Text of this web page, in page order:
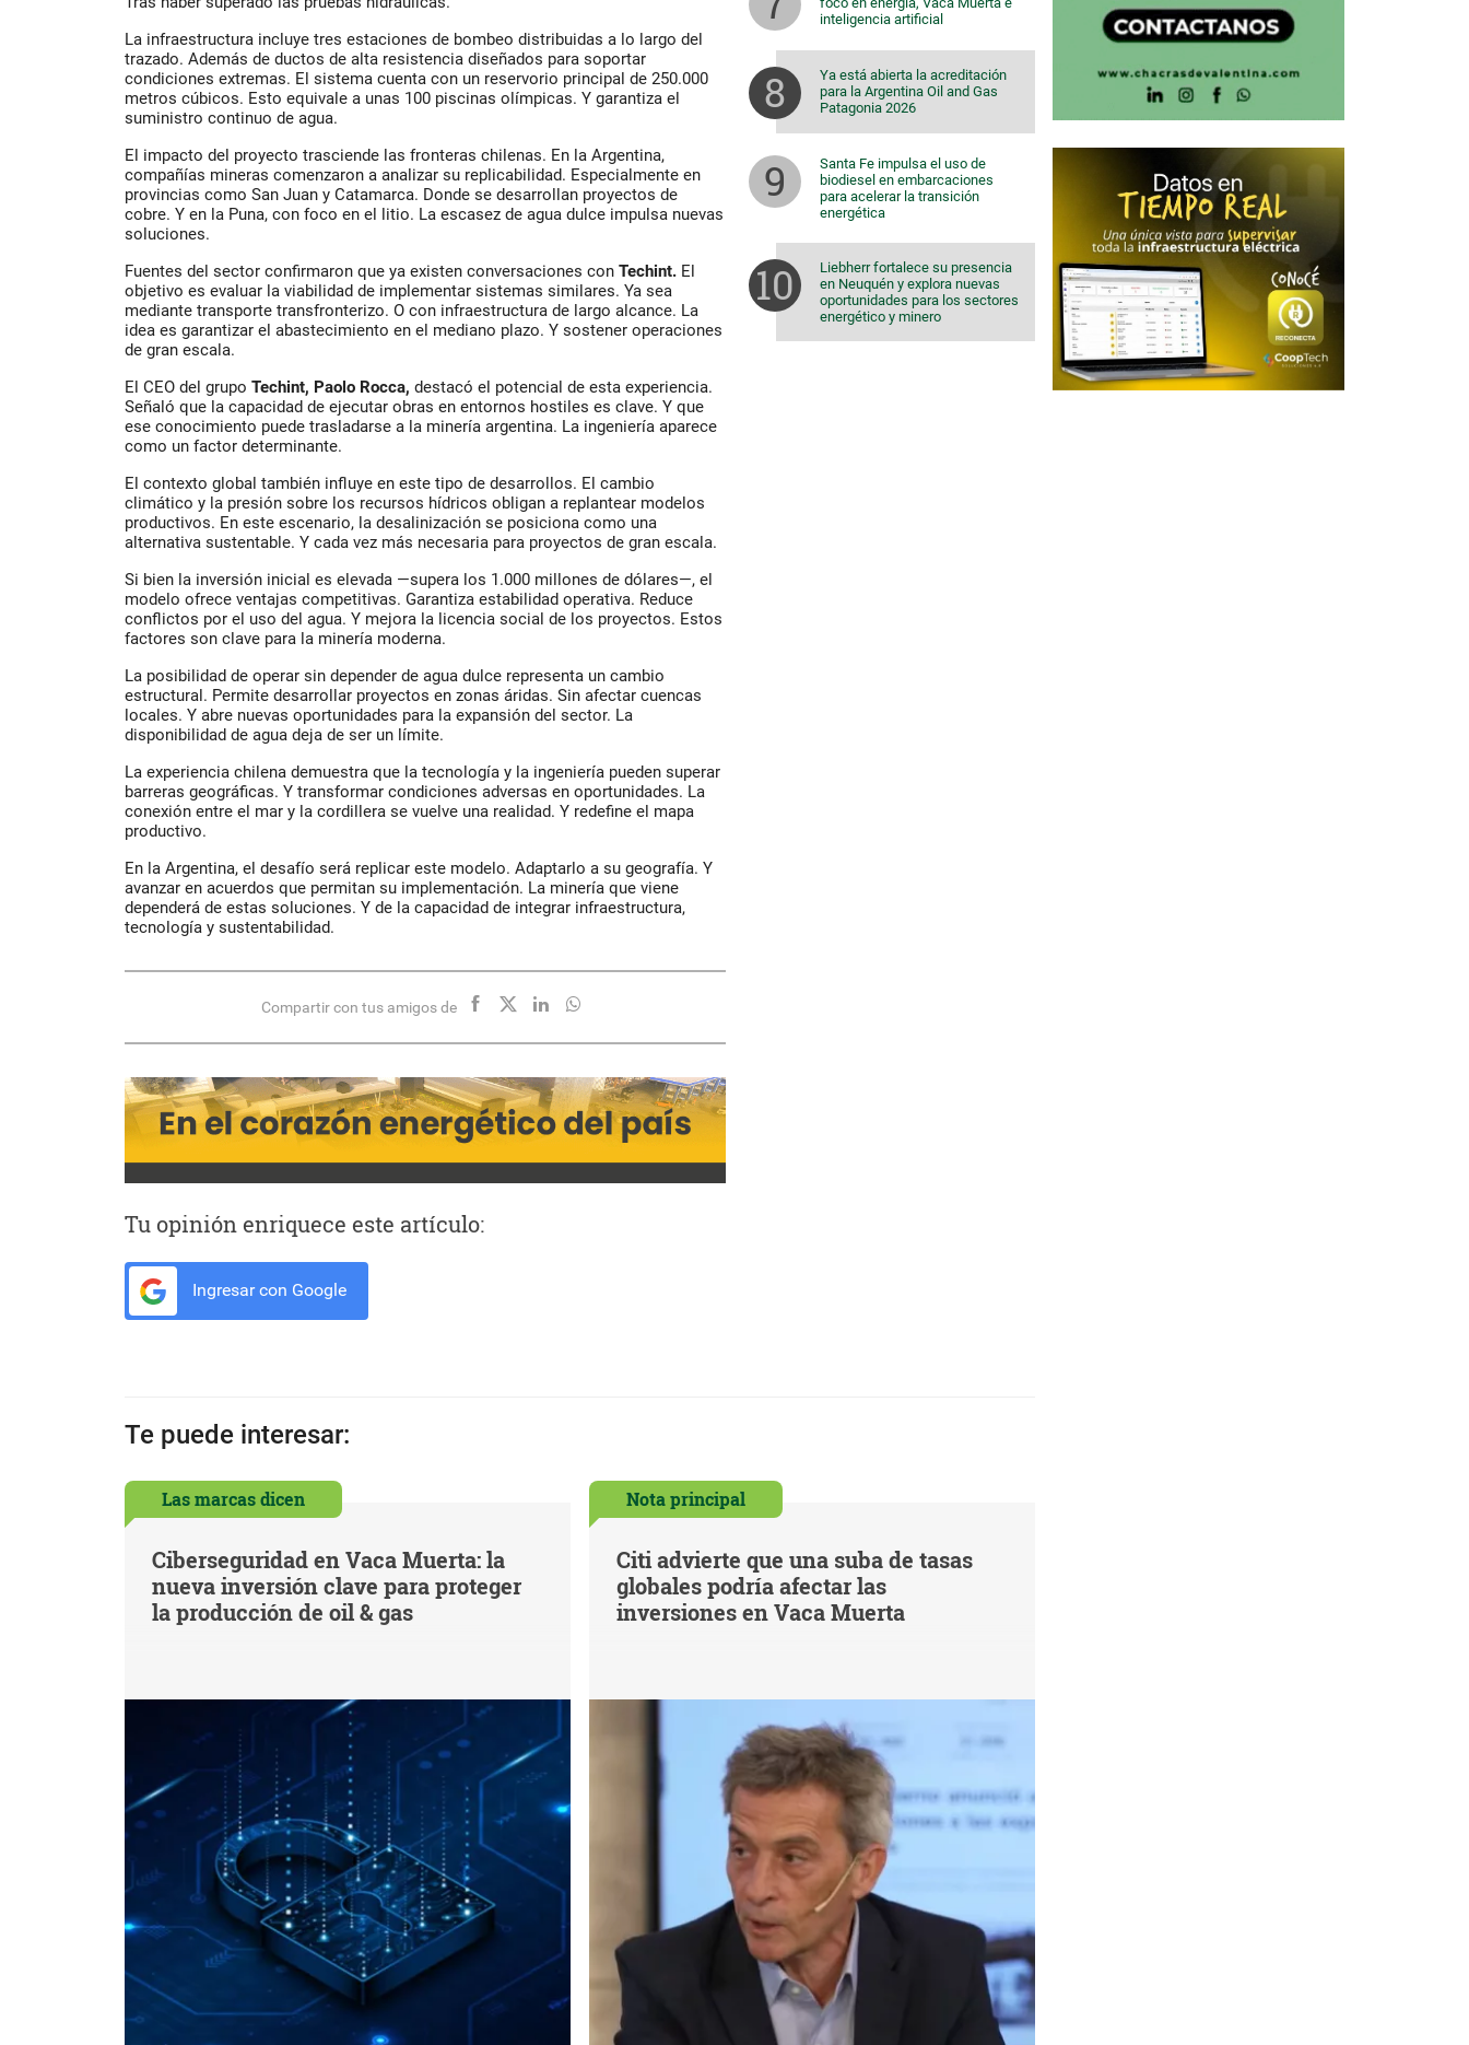
La infraestructura incluye tres estaciones de bombeo distribuidas a lo largo del
trazado. Además de ductos de alta resistencia diseñados para soportar
condiciones extremas. El sistema cuenta con un reservorio principal de 250.000
metros cúbicos. Esto equivale a unas 100 piscinas olímpicas. Y garantiza el
suministro continuo de agua.
El impacto del proyecto trasciende las fronteras chilenas. En la Argentina,
compañías mineras comenzaron a analizar su replicabilidad. Especialmente en
provincias como San Juan y Catamarca. Donde se desarrollan proyectos de
cobre. Y en la Puna, con foco en el litio. La escasez de agua dulce impulsa nuevas
soluciones.
Fuentes del sector confirmaron que ya existen conversaciones con Techint. El
objetivo es evaluar la viabilidad de implementar sistemas similares. Ya sea
mediante transporte transfronterizo. O con infraestructura de largo alcance. La
idea es garantizar el abastecimiento en el mediano plazo. Y sostener operaciones
de gran escala.
El CEO del grupo Techint, Paolo Rocca, destacó el potencial de esta experiencia.
Señaló que la capacidad de ejecutar obras en entornos hostiles es clave. Y que
ese conocimiento puede trasladarse a la minería argentina. La ingeniería aparece
como un factor determinante.
El contexto global también influye en este tipo de desarrollos. El cambio
climático y la presión sobre los recursos hídricos obligan a replantear modelos
productivos. En este escenario, la desalinización se posiciona como una
alternativa sustentable. Y cada vez más necesaria para proyectos de gran escala.
Si bien la inversión inicial es elevada —supera los 1.000 millones de dólares—, el
modelo ofrece ventajas competitivas. Garantiza estabilidad operativa. Reduce
conflictos por el uso del agua. Y mejora la licencia social de los proyectos. Estos
factores son clave para la minería moderna.
La posibilidad de operar sin depender de agua dulce representa un cambio
estructural. Permite desarrollar proyectos en zonas áridas. Sin afectar cuencas
locales. Y abre nuevas oportunidades para la expansión del sector. La
disponibilidad de agua deja de ser un límite.
La experiencia chilena demuestra que la tecnología y la ingeniería pueden superar
barreras geográficas. Y transformar condiciones adversas en oportunidades. La
conexión entre el mar y la cordillera se vuelve una realidad. Y redefine el mapa
productivo.
En la Argentina, el desafío será replicar este modelo. Adaptarlo a su geografía. Y
avanzar en acuerdos que permitan su implementación. La minería que viene
dependerá de estas soluciones. Y de la capacidad de integrar infraestructura,
tecnología y sustentabilidad.
Compartir con tus amigos de
Tu opinión enriquece este artículo:
Ingresar con Google
inteligencia artificial
Ya está abierta la acreditación
para la Argentina Oil and Gas
Patagonia 2026
Santa Fe impulsa el uso de
biodiesel en embarcaciones
para acelerar la transición
energética
Liebherr fortalece su presencia
en Neuquén y explora nuevas
oportunidades para los sectores
energético y minero
Te puede interesar:
Las marcas dicen
Ciberseguridad en Vaca Muerta: la
nueva inversión clave para proteger
la producción de oil & gas
Nota principal
Citi advierte que una suba de tasas
globales podría afectar las
inversiones en Vaca Muerta